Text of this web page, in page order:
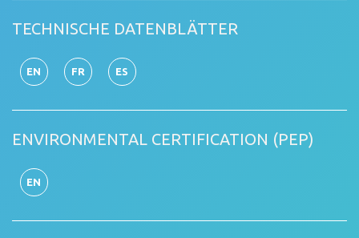
TECHNISCHE DATENBLÄTTER
EN FR ES
ENVIRONMENTAL CERTIFICATION (PEP)
EN